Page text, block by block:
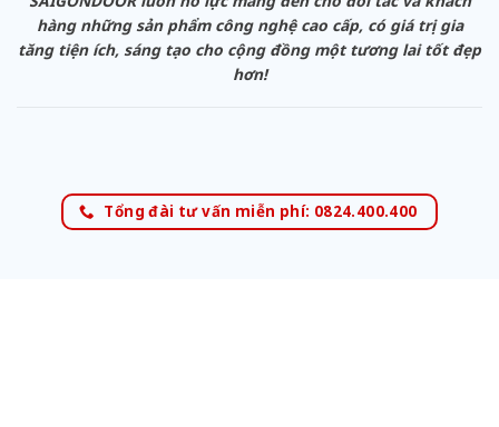
hàng những sản phẩm công nghệ cao cấp, có giá trị gia
tăng tiện ích, sáng tạo cho cộng đồng một tương lai tốt đẹp
hơn!
Tổng đài tư vấn miễn phí: 0824.400.400